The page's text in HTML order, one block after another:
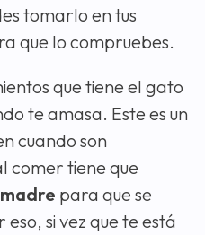
tomarlo en tus
que lo compruebes.
que tiene el gato
te amasa. Este es un
cuando son
comer tiene que
para que se
si vez que te está